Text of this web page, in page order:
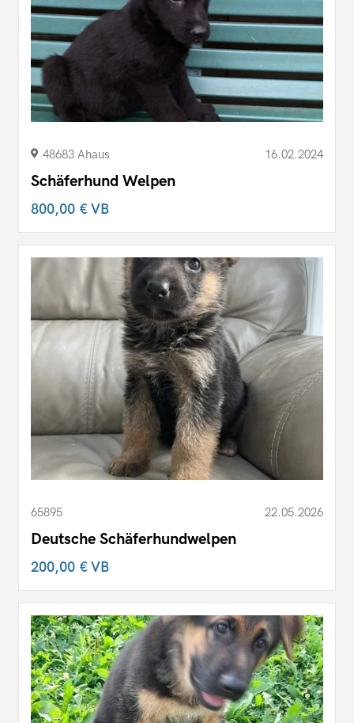
48683 Ahaus 16.02.2024
Schäferhund Welpen
800,00 €VB
65895 22.05.2026
Deutsche Schäferhundwelpen
200,00 €VB